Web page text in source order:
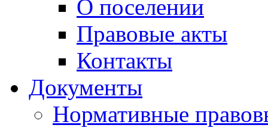
О поселении
Правовые акты
Контакты
Документы
Нормативные